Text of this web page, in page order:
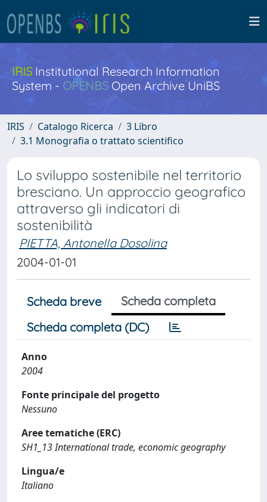
IRISInstitutional Research Information
System - OPENBS Open Archive UniBS
IRIS Catalogo Ricerca
3 Libro
3.1 Monografia o trattato scientifico
Lo sviluppo sostenibile nel territorio
bresciano. Un approccio geografico
attraverso gli indicatori di
sostenibilità
PIETTA, Antonella Dosolina
2004-01-01
Scheda breve
Scheda completa
Scheda completa (DC)
Anno
2004
Fonte principale del progetto
Nessuno
Aree tematiche (ERC)
SH1_13 International trade, economic geography
Lingua/e
Italiano